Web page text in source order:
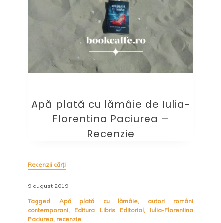
Apă plată cu lămâie de Iulia-
Florentina Paciurea –
Recenzie
Recenzii cărți
9 august 2019
Tagged Apă plată cu lămâie, autori români
contemporani, Editura Libris Editorial, Iulia-Florentina
Paciurea, recenzie